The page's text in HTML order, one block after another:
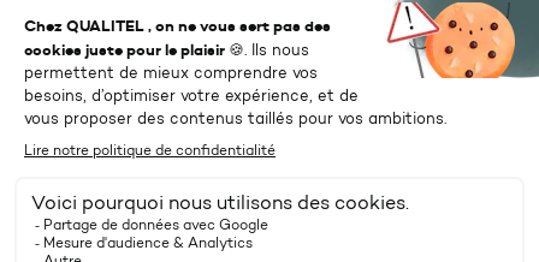
J’aimerais vraiment pouvoir partager un tel
moment avec NF Habitat qui est depuis 4 ans un
partenaire engagé et fidèle dans les bons
moments comme dans les plus difficiles. »
À 46 ans, presque doyen de la course, comment
as-tu réinventé ta préparation ?
« Par la force des choses, cette année, on s’est